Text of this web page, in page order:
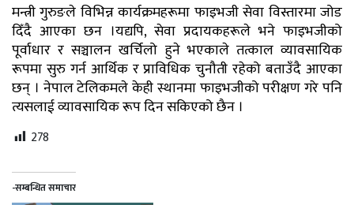
मन्त्री गुरुङले विभिन्न कार्यक्रमहरूमा फाइभजी सेवा विस्तारमा जोड
दिँदै आएका छन ।यद्यपि, सेवा प्रदायकहरूले भने फाइभजीको
पूर्वाधार र सञ्चालन खर्चिलो हुने भएकाले तत्काल व्यावसायिक
रूपमा सुरु गर्न आर्थिक र प्राविधिक चुनौती रहेको बताउँदै आएका
छन् । नेपाल टेलिकमले केही स्थानमा फाइभजीको परीक्षण गरे पनि
त्यसलाई व्यावसायिक रूप दिन सकिएको छैन ।
278
-सम्बन्धित समाचार